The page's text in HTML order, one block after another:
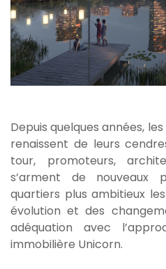
Depuis quelques années,
renaissent de leurs
tour, promoteurs,
s’arment de
quartiers plus ambitieux
évolution et des
adéquation avec
immobilière Unicorn.